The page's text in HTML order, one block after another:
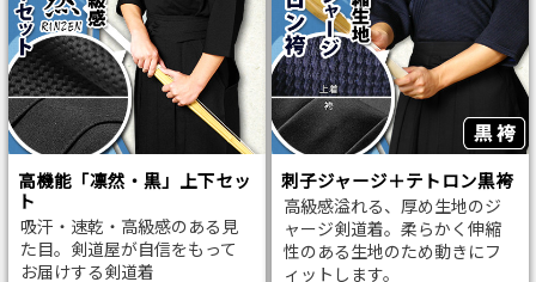
高機能「凛然・黒」上下セッ
ト
吸汗・速乾・高級感のある見
た目。剣道屋が自信をもって
お届けする剣道着
刺子ジャージ＋テトロン黒袴
高級感溢れる、厚め生地のジ
ャージ剣道着。柔らかく伸縮
性のある生地のため動きにフ
ィットします。